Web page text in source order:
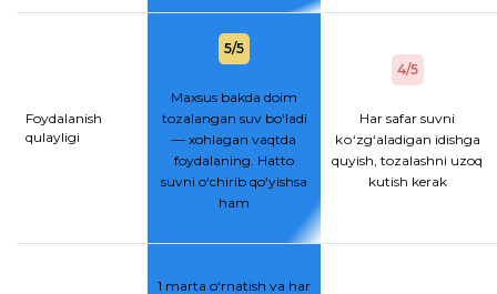
Foydalanish
qulayligi
5/5
Maxsus bakda doim
tozalangan suv bo‘ladi
— xohlagan vaqtda
foydalaning. Hatto
suvni o‘chirib qo‘yishsa
ham
4/5
Har safar suvni
kо‘zg‘aladigan idishga
quyish, tozalashni uzoq
kutish kerak
1 marta o‘rnatish va har